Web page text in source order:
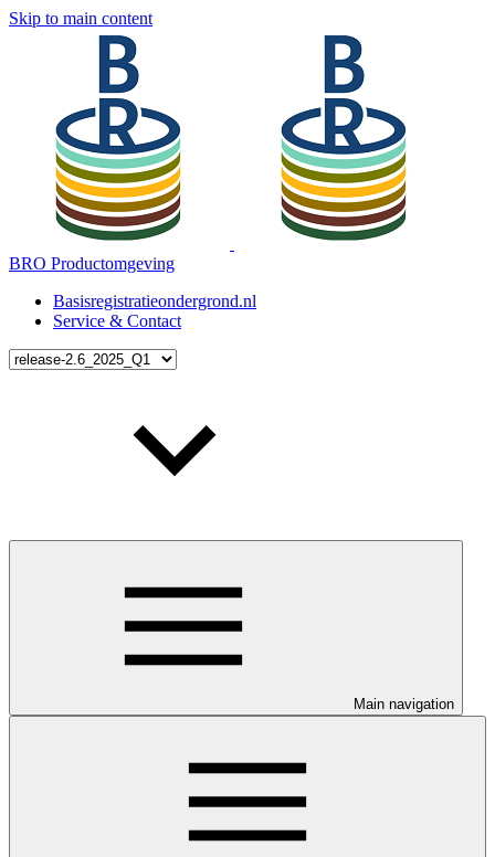
Skip to main content
BRO Productomgeving
Basisregistratieondergrond.nl
Service & Contact
Main navigation